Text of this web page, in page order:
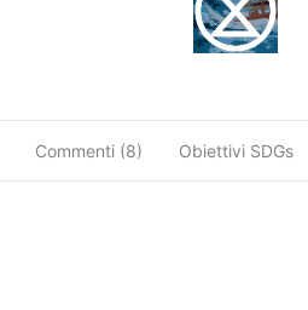
Commenti (8) Obiettivi SDGs